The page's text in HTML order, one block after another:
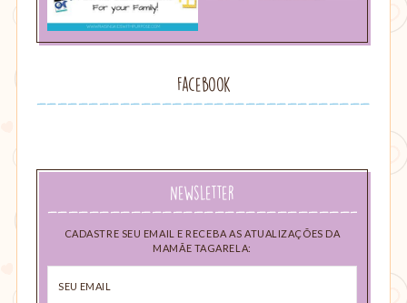
Facebook
Newsletter
CADASTRE SEU EMAIL E RECEBA AS ATUALIZAÇÕES DA
MAMÃE TAGARELA:
email